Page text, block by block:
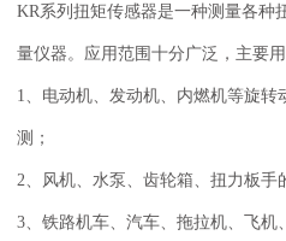
KR系列扭矩传感器是一种测量各种
量仪器。应用范围十分广泛，主要用
1、电动机、发动机、内燃机等旋转
测；
2、风机、水泵、齿轮箱、扭力板手
3、铁路机车、汽车、拖拉机、飞机